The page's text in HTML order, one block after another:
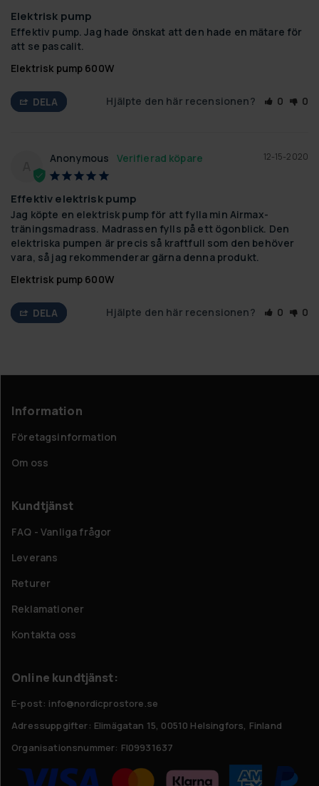
Elektrisk pump
Effektiv pump. Jag hade önskat att den hade en mätare för
att se pascalit.
Elektrisk pump 600W
DELA Hjälpte den här recensionen? 0 0
12-15-2020
Anonymous
Effektiv elektrisk pump
Jag köpte en elektrisk pump för att fylla min Airmax-
träningsmadrass. Madrassen fylls på ett ögonblick. Den
elektriska pumpen är precis så kraftfull som den behöver
vara, så jag rekommenderar gärna denna produkt.
Elektrisk pump 600W
DELA Hjälpte den här recensionen? 0 0
Information
Företagsinformation
Om oss
Kundtjänst
FAQ - Vanliga frågor
Leverans
Returer
Reklamationer
Kontakta oss
Online kundtjänst:
E-post: info@nordicprostore.se
Adressuppgifter: Elimägatan 15, 00510 Helsingfors, Finland
Organisationsnummer: FI09931637